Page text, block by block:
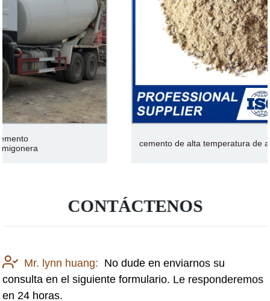
cemento de alta temperatura de alta resistencia
CONTÁCTENOS
Mr. lynn huang: No dude en enviarnos su
consulta en el siguiente formulario. Le responderemos
en 24 horas.